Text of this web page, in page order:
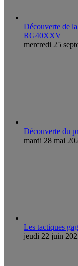
Découverte de
RG40XXV
mercredi 25
Découverte du
mardi 28 mai
Les tactiques
jeudi 22 juin